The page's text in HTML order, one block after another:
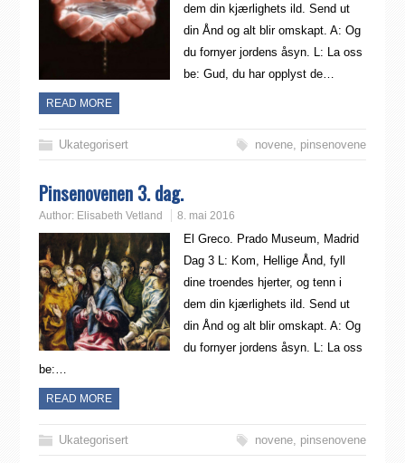
dem din kjærlighets ild. Send ut
din Ånd og alt blir omskapt. A: Og
du fornyer jordens åsyn. L: La oss
be: Gud, du har opplyst de…
READ MORE
Ukategorisert novene pinsenovene
Pinsenovenen 3. dag.
Author: Elisabeth Vetland 8. mai 2016
El Greco. Prado Museum, Madrid
Dag 3 L: Kom, Hellige Ånd, fyll
dine troendes hjerter, og tenn i
dem din kjærlighets ild. Send ut
din Ånd og alt blir omskapt. A: Og
du fornyer jordens åsyn. L: La oss
be:…
READ MORE
Ukategorisert novene pinsenovene